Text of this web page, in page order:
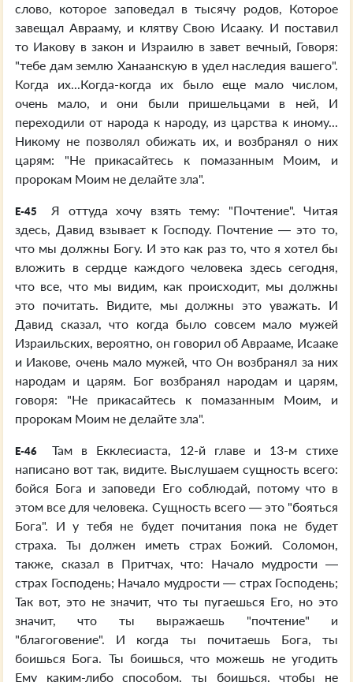
слово, которое заповедал в тысячу родов, Которое
завещал Аврааму, и клятву Свою Исааку. И поставил
то Иакову в закон и Израилю в завет вечный, Говоря:
"тебе дам землю Ханаанскую в удел наследия вашего".
Когда их...Когда-когда их было еще мало числом,
очень мало, и они были пришельцами в ней, И
переходили от народа к народу, из царства к иному...
Никому не позволял обижать их, и возбранял о них
царям: "Не прикасайтесь к помазанным Моим, и
пророкам Моим не делайте зла".
E-45
Я оттуда хочу взять тему: "Почтение". Читая
здесь, Давид взывает к Господу. Почтение — это то,
что мы должны Богу. И это как раз то, что я хотел бы
вложить в сердце каждого человека здесь сегодня,
что все, что мы видим, как происходит, мы должны
это почитать. Видите, мы должны это уважать. И
Давид сказал, что когда было совсем мало мужей
Израильских, вероятно, он говорил об Аврааме, Исааке
и Иакове, очень мало мужей, что Он возбранял за них
народам и царям. Бог возбранял народам и царям,
говоря: "Не прикасайтесь к помазанным Моим, и
пророкам Моим не делайте зла".
E-46
Там в Екклесиаста, 12-й главе и 13-м стихе
написано вот так, видите. Выслушаем сущность всего:
бойся Бога и заповеди Его соблюдай, потому что в
этом все для человека. Сущность всего — это "бояться
Бога". И у тебя не будет почитания пока не будет
страха. Ты должен иметь страх Божий. Соломон,
также, сказал в Притчах, что: Начало мудрости —
страх Господень; Начало мудрости — страх Господень;
Так вот, это не значит, что ты пугаешься Его, но это
значит, что ты выражаешь "почтение" и
"благоговение". И когда ты почитаешь Бога, ты
боишься Бога. Ты боишься, что можешь не угодить
Ему каким-либо способом, ты боишься, чтобы не